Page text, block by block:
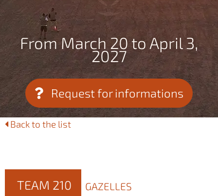
From March 20 to April 3,
2027
Request for informations
Back to the list
TEAM 210 GAZELLES